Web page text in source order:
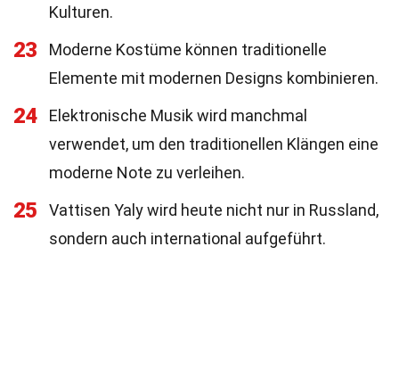
Kulturen.
23
Moderne Kostüme können traditionelle
Elemente mit modernen Designs kombinieren.
24
Elektronische Musik wird manchmal
verwendet, um den traditionellen Klängen eine
moderne Note zu verleihen.
25
Vattisen Yaly wird heute nicht nur in Russland,
sondern auch international aufgeführt.